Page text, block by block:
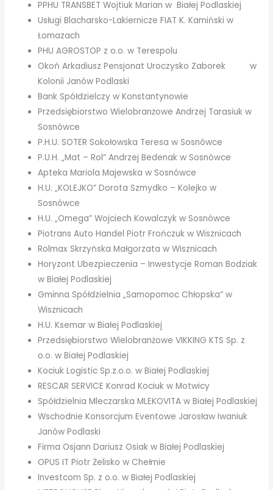
PPHU TRANSBET Wojtiuk Marian w Białej Podlaskiej
Usługi Blacharsko-Lakiernicze FIAT K. Kamiński w
Łomazach
PHU AGROSTOP z o.o. w Terespolu
Okoń Arkadiusz Pensjonat Uroczysko Zaborek w
Kolonii Janów Podlaski
Bank Spółdzielczy w Konstantynowie
Przedsiębiorstwo Wielobranżowe Andrzej Tarasiuk w
Sosnówce
P.H.U. SOTER Sokołowska Teresa w Sosnówce
P.U.H. „Mat – Rol” Andrzej Bedenak w Sosnówce
Apteka Mariola Majewska w Sosnówce
H.U. „KOLEJKO” Dorota Szmydko – Kolejko w
Sosnówce
H.U. „Omega” Wojciech Kowalczyk w Sosnówce
Piotrans Auto Handel Piotr Frończuk w Wisznicach
Rolmax Skrzyńska Małgorzata w Wisznicach
Horyzont Ubezpieczenia – Inwestycje Roman Bodziak
w Białej Podlaskiej
Gminna Spółdzielnia „Samopomoc Chłopska” w
Wisznicach
H.U. Ksemar w Białej Podlaskiej
Przedsiębiorstwo Wielobranżowe VIKKING KTS Sp. z
o.o. w Białej Podlaskiej
Kociuk Logistic Sp.z.o.o. w Białej Podlaskiej
RESCAR SERVICE Konrad Kociuk w Motwicy
Spółdzielnia Mleczarska MLEKOVITA w Białej Podlaskiej
Wschodnie Konsorcjum Eventowe Jarosław Iwaniuk
Janów Podlaski
Firma Osjann Dariusz Osiak w Białej Podlaskiej
OPUS IT Piotr Żelisko w Chełmie
Investcom Sp. z o.o. w Białej Podlaskiej